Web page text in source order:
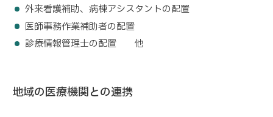
外来看護補助、病棟アシスタントの配置
医師事務作業補助者の配置
診療情報管理士の配置 他
地域の医療機関との連携